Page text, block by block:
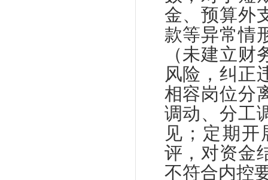
金、预算外
款等异常情
（未建立
风险，纠正
相容岗位分
调动、分工
见；定期
评，对资金
不符合内控